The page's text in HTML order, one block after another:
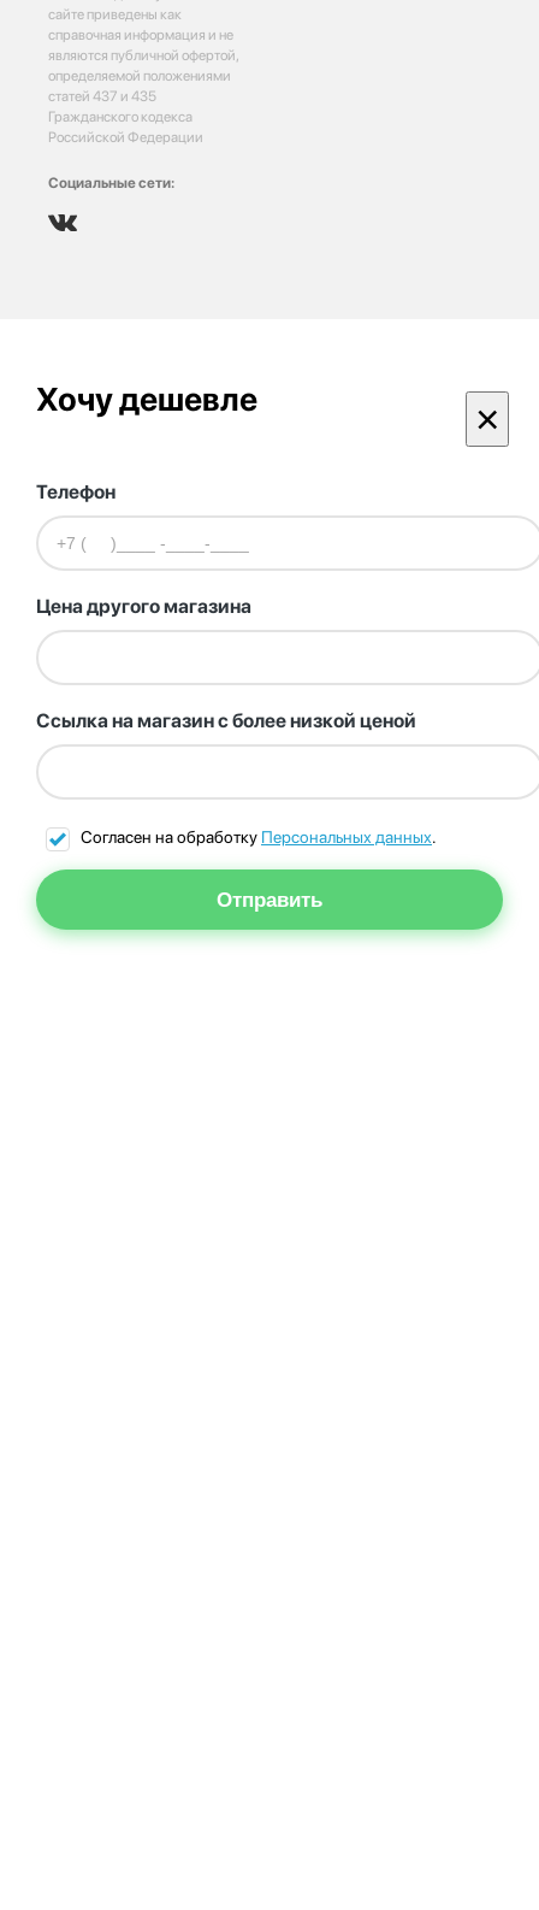
сайте приведены как
справочная информация и не
являются публичной офертой,
определяемой положениями
статей 437 и 435
Гражданского кодекса
Российской Федерации
Социальные сети:
Хочу дешевле ×
Телефон
Цена другого магазина
Ссылка на магазин с более низкой ценой
Согласен на обработку Персональных данных.
Отправить